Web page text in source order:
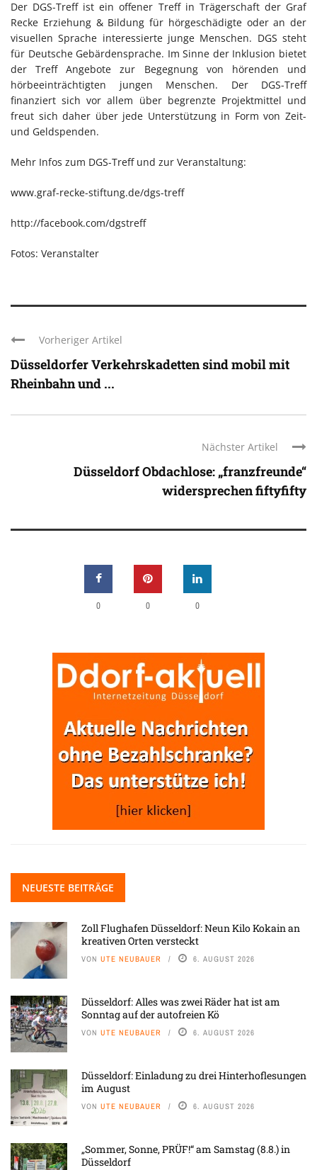
Der DGS-Treff ist ein offener Treff in Trägerschaft der Graf
Recke Erziehung & Bildung für hörgeschädigte oder an der
visuellen Sprache interessierte junge Menschen. DGS steht
für Deutsche Gebärdensprache. Im Sinne der Inklusion bietet
der Treff Angebote zur Begegnung von hörenden und
hörbeeinträchtigten jungen Menschen. Der DGS-Treff
finanziert sich vor allem über begrenzte Projektmittel und
freut sich daher über jede Unterstützung in Form von Zeit-
und Geldspenden.
Mehr Infos zum DGS-Treff und zur Veranstaltung:
www.graf-recke-stiftung.de/dgs-treff
http://facebook.com/dgstreff
Fotos: Veranstalter
Vorheriger Artikel
Düsseldorfer Verkehrskadetten sind mobil mit
Rheinbahn und ...
Nächster Artikel
Düsseldorf Obdachlose: „franzfreunde“
widersprechen fiftyfifty
0 0 0
NEUESTE BEITRÄGE
Zoll Flughafen Düsseldorf: Neun Kilo Kokain an
kreativen Orten versteckt
VON UTE NEUBAUER 6. AUGUST 2026
Düsseldorf: Alles was zwei Räder hat ist am
Sonntag auf der autofreien Kö
VON UTE NEUBAUER 6. AUGUST 2026
Düsseldorf: Einladung zu drei Hinterhoflesungen
im August
VON UTE NEUBAUER 6. AUGUST 2026
„Sommer, Sonne, PRÜF!“ am Samstag (8.8.) in
Düsseldorf